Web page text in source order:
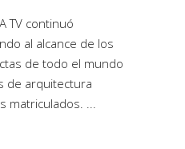
TV continuó
al alcance de los
de todo el mundo
de arquitectura
matriculados.